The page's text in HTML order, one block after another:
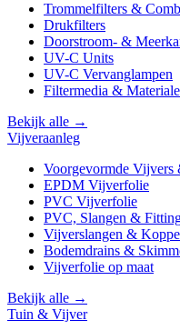
Trommelfilters &
Drukfilters
Doorstroom- &
UV-C Units
UV-C Vervanglampen
Filtermedia &
Bekijk alle →
Vijveraanleg
Voorgevormde Vijvers
EPDM Vijverfolie
PVC Vijverfolie
PVC, Slangen &
Vijverslangen &
Bodemdrains &
Vijverfolie op maat
Bekijk alle →
Tuin & Vijver